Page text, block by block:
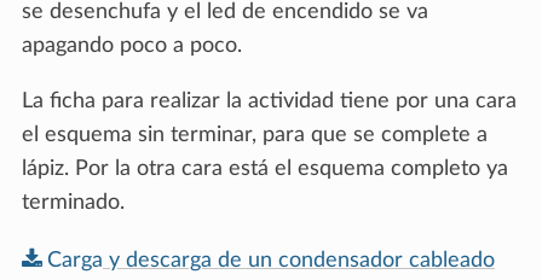
se desenchufa y el led de encendido se va
apagando poco a poco.
La ficha para realizar la actividad tiene por una cara
el esquema sin terminar, para que se complete a
lápiz. Por la otra cara está el esquema completo ya
terminado.
Carga y descarga de un condensador cableado